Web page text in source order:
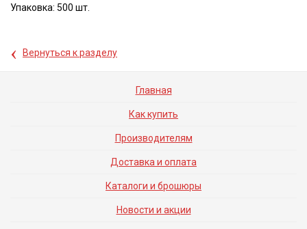
Упаковка: 500 шт.
‹ Вернуться к разделу
Главная
Как купить
Производителям
Доставка и оплата
Каталоги и брошюры
Новости и акции